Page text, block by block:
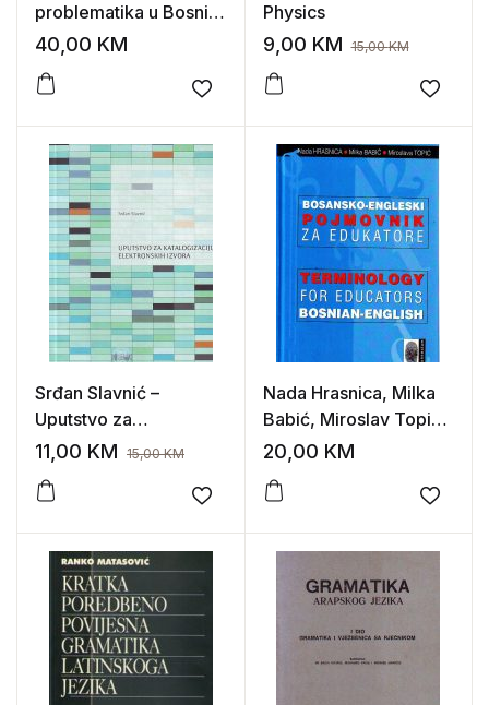
problematika u Bosni i
Hercegovini
40,00 KM
Add to wishlist
Physics
9,00 KM 15,00KM
Add
Srđan Slavnić –
Uputstvo za
katalogizaciju
11,00 KM 15,00KM
Add to wishlist
Nada Hrasnica, Milka
Babić, Miroslav Topić –
Bosansko-engleski
edukatore
20,00 KM
Add